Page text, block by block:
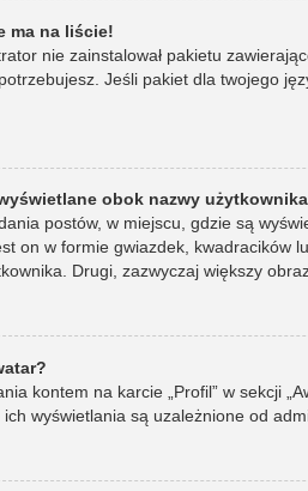
ma na liście!
nie zainstalował pakietu
Jeśli pakiet dla twojego
obok nazwy
postów, w miejscu, gdzie są
on w formie gwiazdek, kwadracików
Drugi, zazwyczaj większy
kontem na karcie „Profil” w sekcji
wyświetlania są uzależnione od